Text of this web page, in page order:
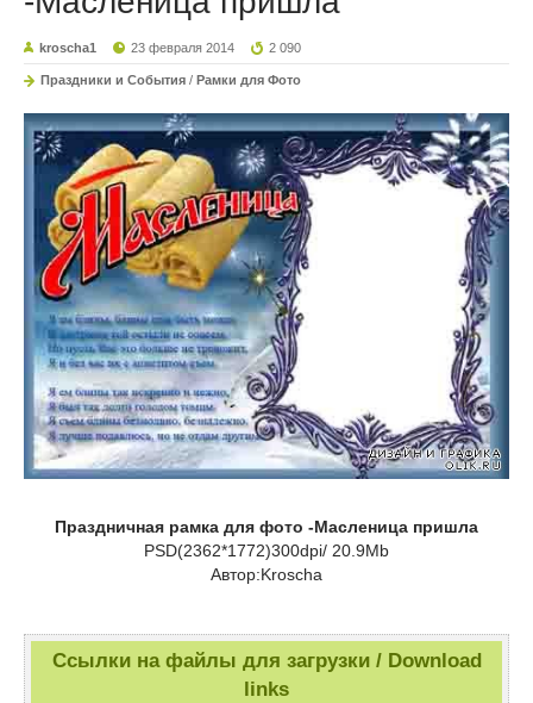
kroscha1 23 февраля 2014 2 090
Праздники и События / Рамки для Фото
Праздничная рамка для фото -Масленица пришла
PSD(2362*1772)300dpi/ 20.9Mb
Автор:Kroscha
Ссылки на файлы для загрузки / Download
links